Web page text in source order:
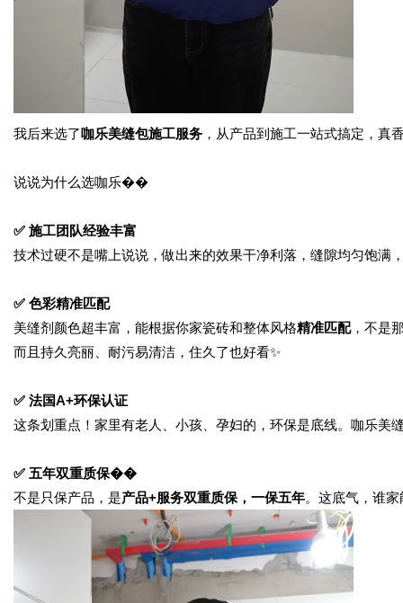
我后来选了咖乐美缝包施工服务 ，从产品到施工一站式搞定，
说说为什么选咖乐��
✅ 施工团队经验丰富
技术过硬不是嘴上说说，做出来的效果干净利落，缝隙均匀饱
✅ 色彩精准匹配
美缝剂颜色超丰富，能根据你家瓷砖和整体风格精准匹配，不是
而且持久亮丽、耐污易清洁，住久了也好看✨
✅ 法国A+环保认证
这条划重点！家里有老人、小孩、孕妇的，环保是底线。咖乐美
✅ 五年双重质保��
不是只保产品，是产品+服务双重质保，一保五年。这底气，谁